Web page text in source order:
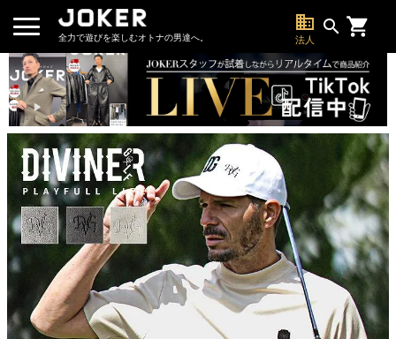
全力で遊びを楽しむオトナの男達へ。
business
法人
search